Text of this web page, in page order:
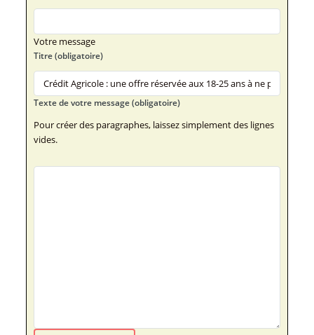
Votre message
Titre (obligatoire)
Texte de votre message (obligatoire)
Pour créer des paragraphes, laissez simplement des lignes
vides.